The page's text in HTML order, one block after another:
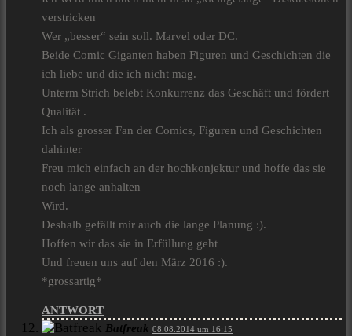
verstricken
Wer „besser“ sein soll. Marvel oder DC.
Beide Comic Giganten haben Figuren und Geschichten die
ich liebe und die ich nicht mag.
Unterm Strich belebt Konkurrenz das Geschäft und fördert
Qualität .
Ich als grosser Fan der Comics, Figuren und Geschichten
dahinter
Freu mich einfach an der hochkonjektur und hoffe das sie
noch lange anhalten
Wird.
Deshalb gefällt mir auch die lange Planung :).
Hoffen wir das sie in Erfüllung geht
Und freuen uns auf den März 2016 :).
*grossartig*
ANTWORT
Batfreak 08.08.2014 um 16:15